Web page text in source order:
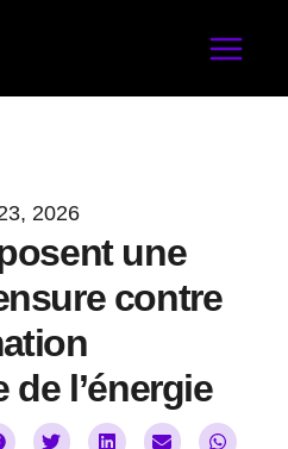
2026
une
contre
l’énergie